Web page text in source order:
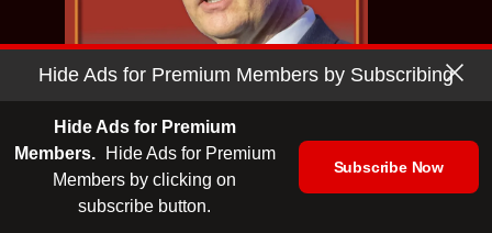
Ειδικό Τεύχος Τουρισμού 2026 |
ΕΛΜΕΠΑ
Hide Ads for Premium Members by Subscribing
Hide Ads for Premium
Members.
Hide Ads for Premium
Members by clicking on
subscribe button.
Subscribe Now